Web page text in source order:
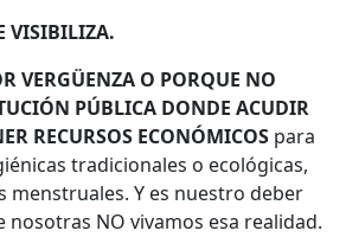
VISIBILIZA.
VERGÜENZA O PORQUE NO
PÚBLICA DONDE ACUDIR
RECURSOS ECONÓMICOS para
tradicionales o ecológicas,
menstruales. Y es nuestro deber
nosotras NO vivamos esa realidad.